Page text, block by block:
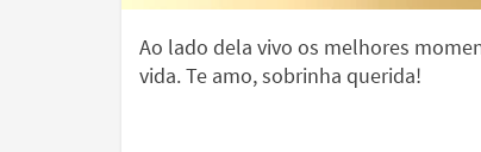
Ao lado dela vivo os melhores
vida. Te amo, sobrinha querida!